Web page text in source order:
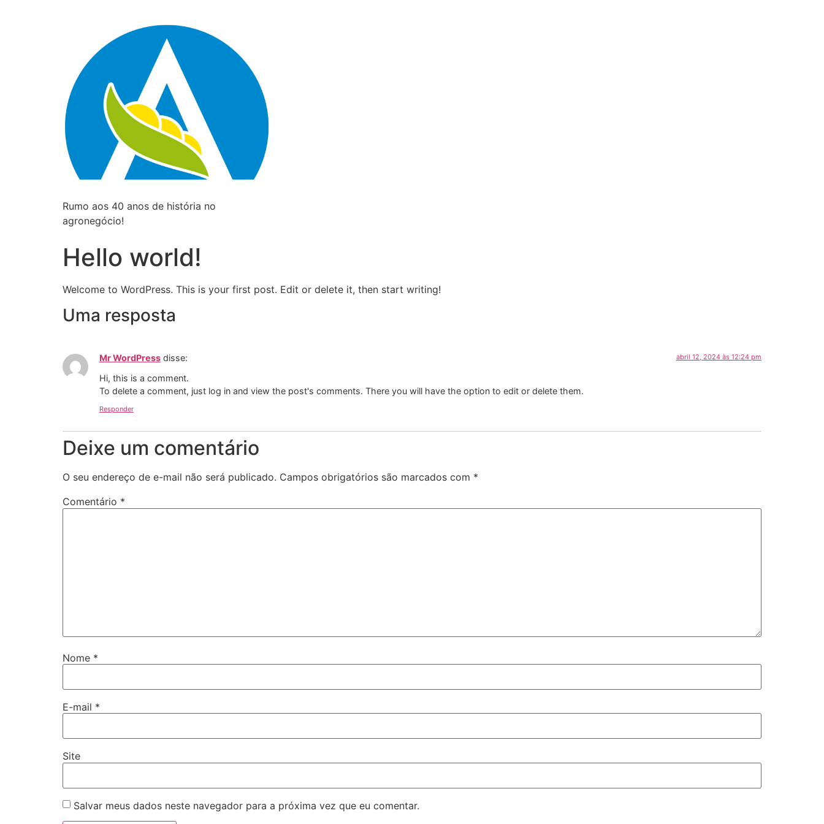
Rumo aos 40 anos de história no
agronegócio!
Hello world!
Welcome to WordPress. This is your first post. Edit or delete it, then start writing!
Uma resposta
Mr WordPress disse: abril 12, 2024 às 12:24 pm
Hi, this is a comment.
To delete a comment, just log in and view the post's comments. There you will have the option to edit or delete them.
Responder
Deixe um comentário
O seu endereço de e-mail não será publicado. Campos obrigatórios são marcados com *
Comentário *
Nome *
E-mail *
Site
Salvar meus dados neste navegador para a próxima vez que eu comentar.